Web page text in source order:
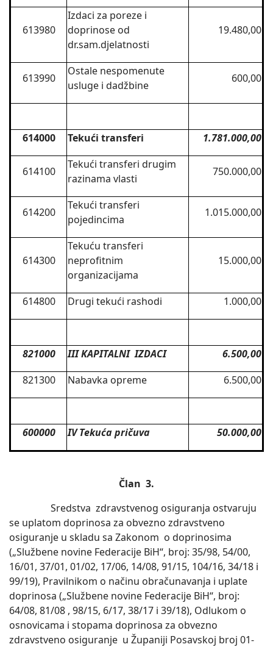
613980
Izdaci za poreze i
doprinose od
dr.sam.djelatnosti
19.480,00
613990
Ostale nespomenute
usluge i dadžbine
600,00
614000 Tekući transferi 1.781.000,00
614100
Tekući transferi drugim
razinama vlasti
750.000,00
614200
Tekući transferi
pojedincima
1.015.000,00
614300
Tekuću transferi
neprofitnim
organizacijama
15.000,00
614800 Drugi tekući rashodi 1.000,00
821000 III KAPITALNI IZDACI
6.500,00
821300
Nabavka opreme 6.500,00
600000 IV Tekuća pričuva 50.000,00
Član 3.
Sredstva zdravstvenog osiguranja ostvaruju
se uplatom doprinosa za obvezno zdravstveno
osiguranje u skladu sa Zakonom o doprinosima
(„Službene novine Federacije BiH“, broj: 35/98, 54/00,
16/01, 37/01, 01/02, 17/06, 14/08, 91/15, 104/16, 34/18 i
99/19), Pravilnikom o načinu obračunavanja i uplate
doprinosa („Službene novine Federacije BiH“, broj:
64/08, 81/08 , 98/15, 6/17, 38/17 i 39/18), Odlukom o
osnovicama i stopama doprinosa za obvezno
zdravstveno osiguranje u Županiji Posavskoj broj 01-